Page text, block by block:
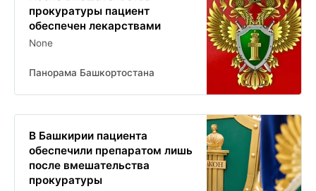
прокуратуры пациент
обеспечен лекарствами
None
Панорама Башкортостана
В Башкирии пациента
обеспечили препаратом лишь
после вмешательства
прокуратуры